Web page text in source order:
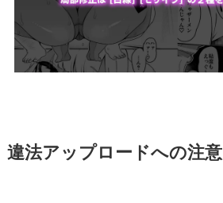
違法アップロードへの注意